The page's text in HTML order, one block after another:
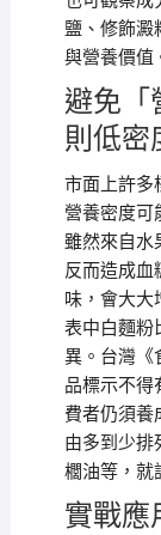
鹽、修飾澱
與營養價值
避免「
則低密
市面上許多
營養密度可
雖然來自水
反而造成血
味，會大大
表中白麵粉
異。台灣《
品標示不得
費者仍須
由多到少排
櫚油等，就
實戰應